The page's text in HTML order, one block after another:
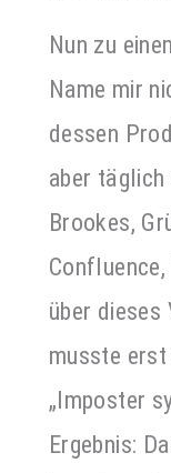
Nun zu
Name mir
dessen
aber täglich
Brookes,
über dieses
musste
„Imposter
Ergebnis: